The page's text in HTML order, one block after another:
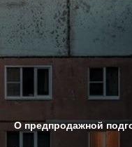
О предпродажной